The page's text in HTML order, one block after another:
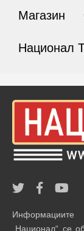
Магазин
Национал
„Национал“ се